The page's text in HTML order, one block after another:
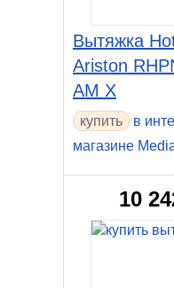
Вытяжка
Ariston
AM X
в
магазине
10